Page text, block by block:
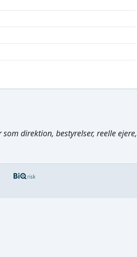
direktion, bestyrelser, reelle ejere,